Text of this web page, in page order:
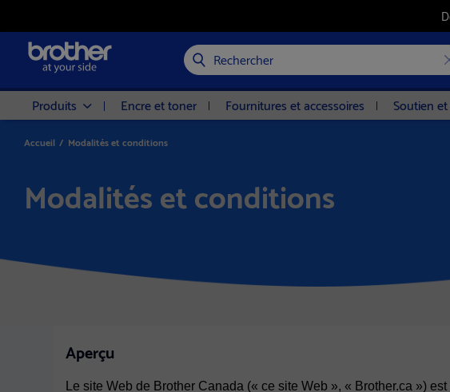
Rechercher
Produits Encre et toner Fournitures et accessoires Soutien
Accueil / Modalités et conditions
Modalités et conditions
Aperçu
Le site Web de Brother Canada (« ce site Web », « Brother.ca »)